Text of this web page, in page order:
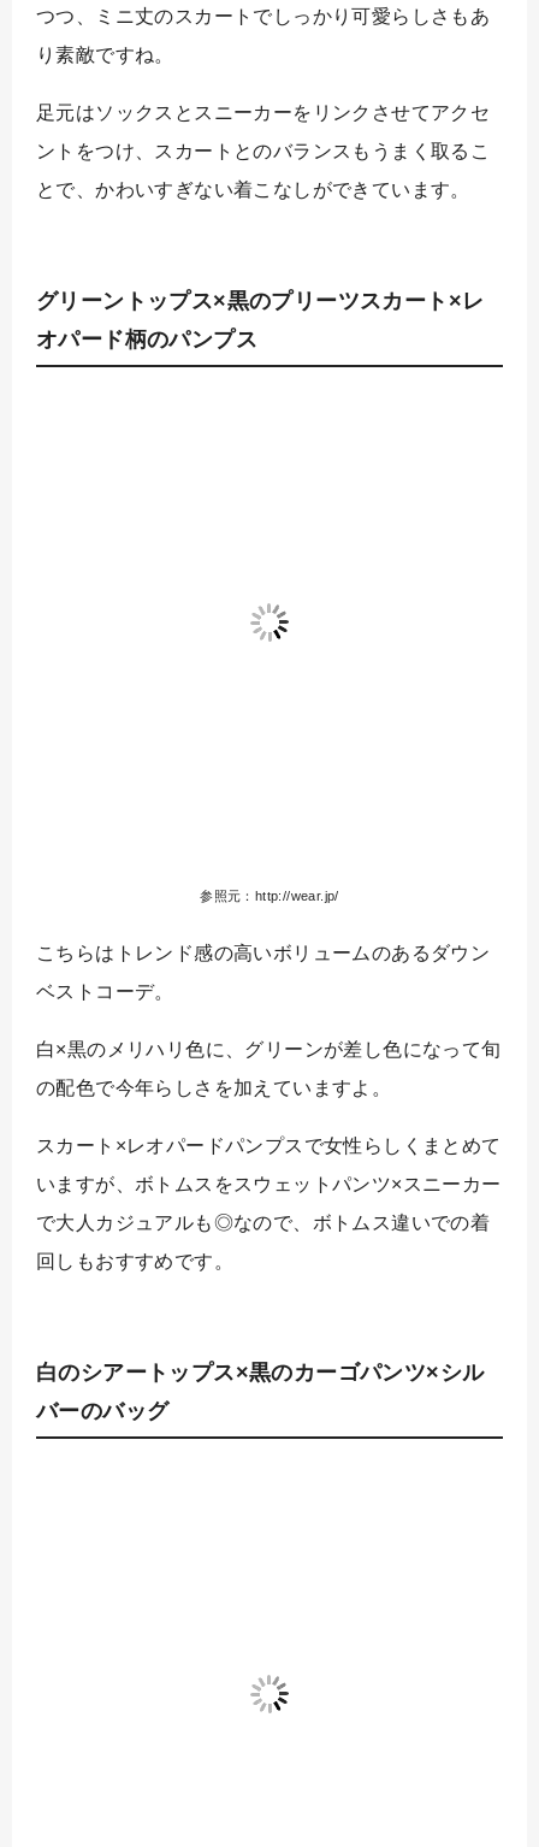
つつ、ミニ丈のスカートでしっかり可愛らしさもあ
り素敵ですね。
足元はソックスとスニーカーをリンクさせてアクセ
ントをつけ、スカートとのバランスもうまく取るこ
とで、かわいすぎない着こなしができています。
グリーントップス×黒のプリーツスカート×レ
オパード柄のパンプス
参照元：http://wear.jp/
こちらはトレンド感の高いボリュームのあるダウン
ベストコーデ。
白×黒のメリハリ色に、グリーンが差し色になって旬
の配色で今年らしさを加えていますよ。
スカート×レオパードパンプスで女性らしくまとめて
いますが、ボトムスをスウェットパンツ×スニーカー
で大人カジュアルも◎なので、ボトムス違いでの着
回しもおすすめです。
白のシアートップス×黒のカーゴパンツ×シル
バーのバッグ